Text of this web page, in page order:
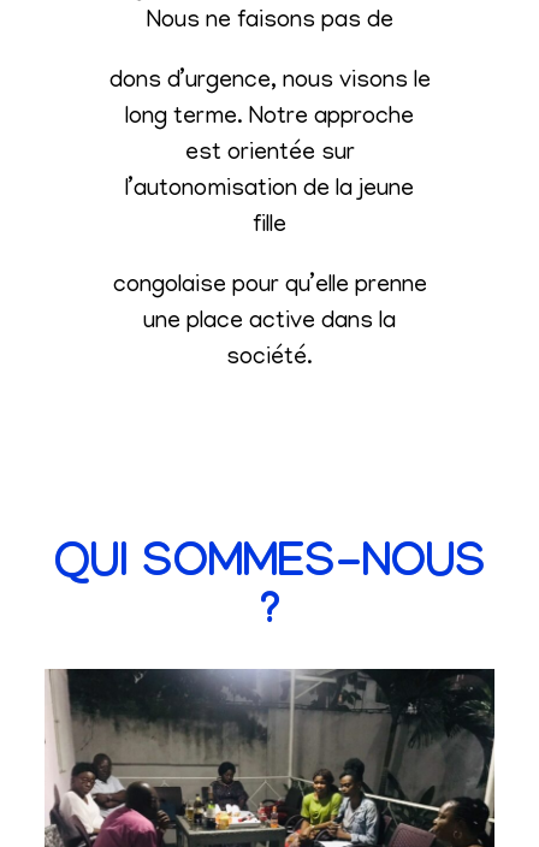
Nous ne faisons pas de
dons d’urgence, nous visons le
long terme. Notre approche
est orientée sur
l’autonomisation de la jeune
fille
congolaise pour qu’elle prenne
une place active dans la
société.
QUI SOMMES-NOUS
?